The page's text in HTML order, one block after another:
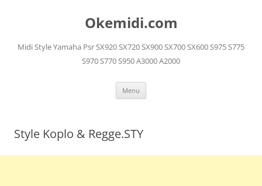
Okemidi.com
Midi Style Yamaha Psr SX920 SX720 SX900 SX700 SX600 S975 S775
S970 S770 S950 A3000 A2000
Menu
Style Koplo & Regge.STY